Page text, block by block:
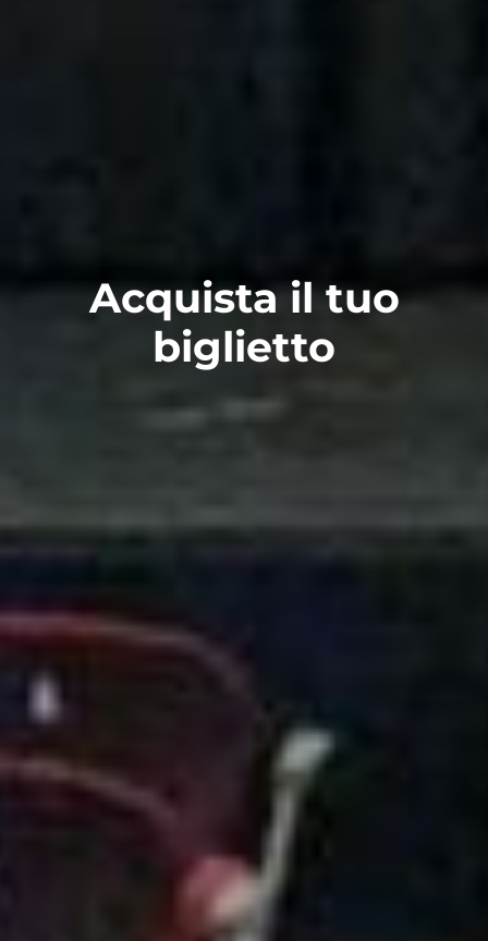
Acquista il tuo
biglietto